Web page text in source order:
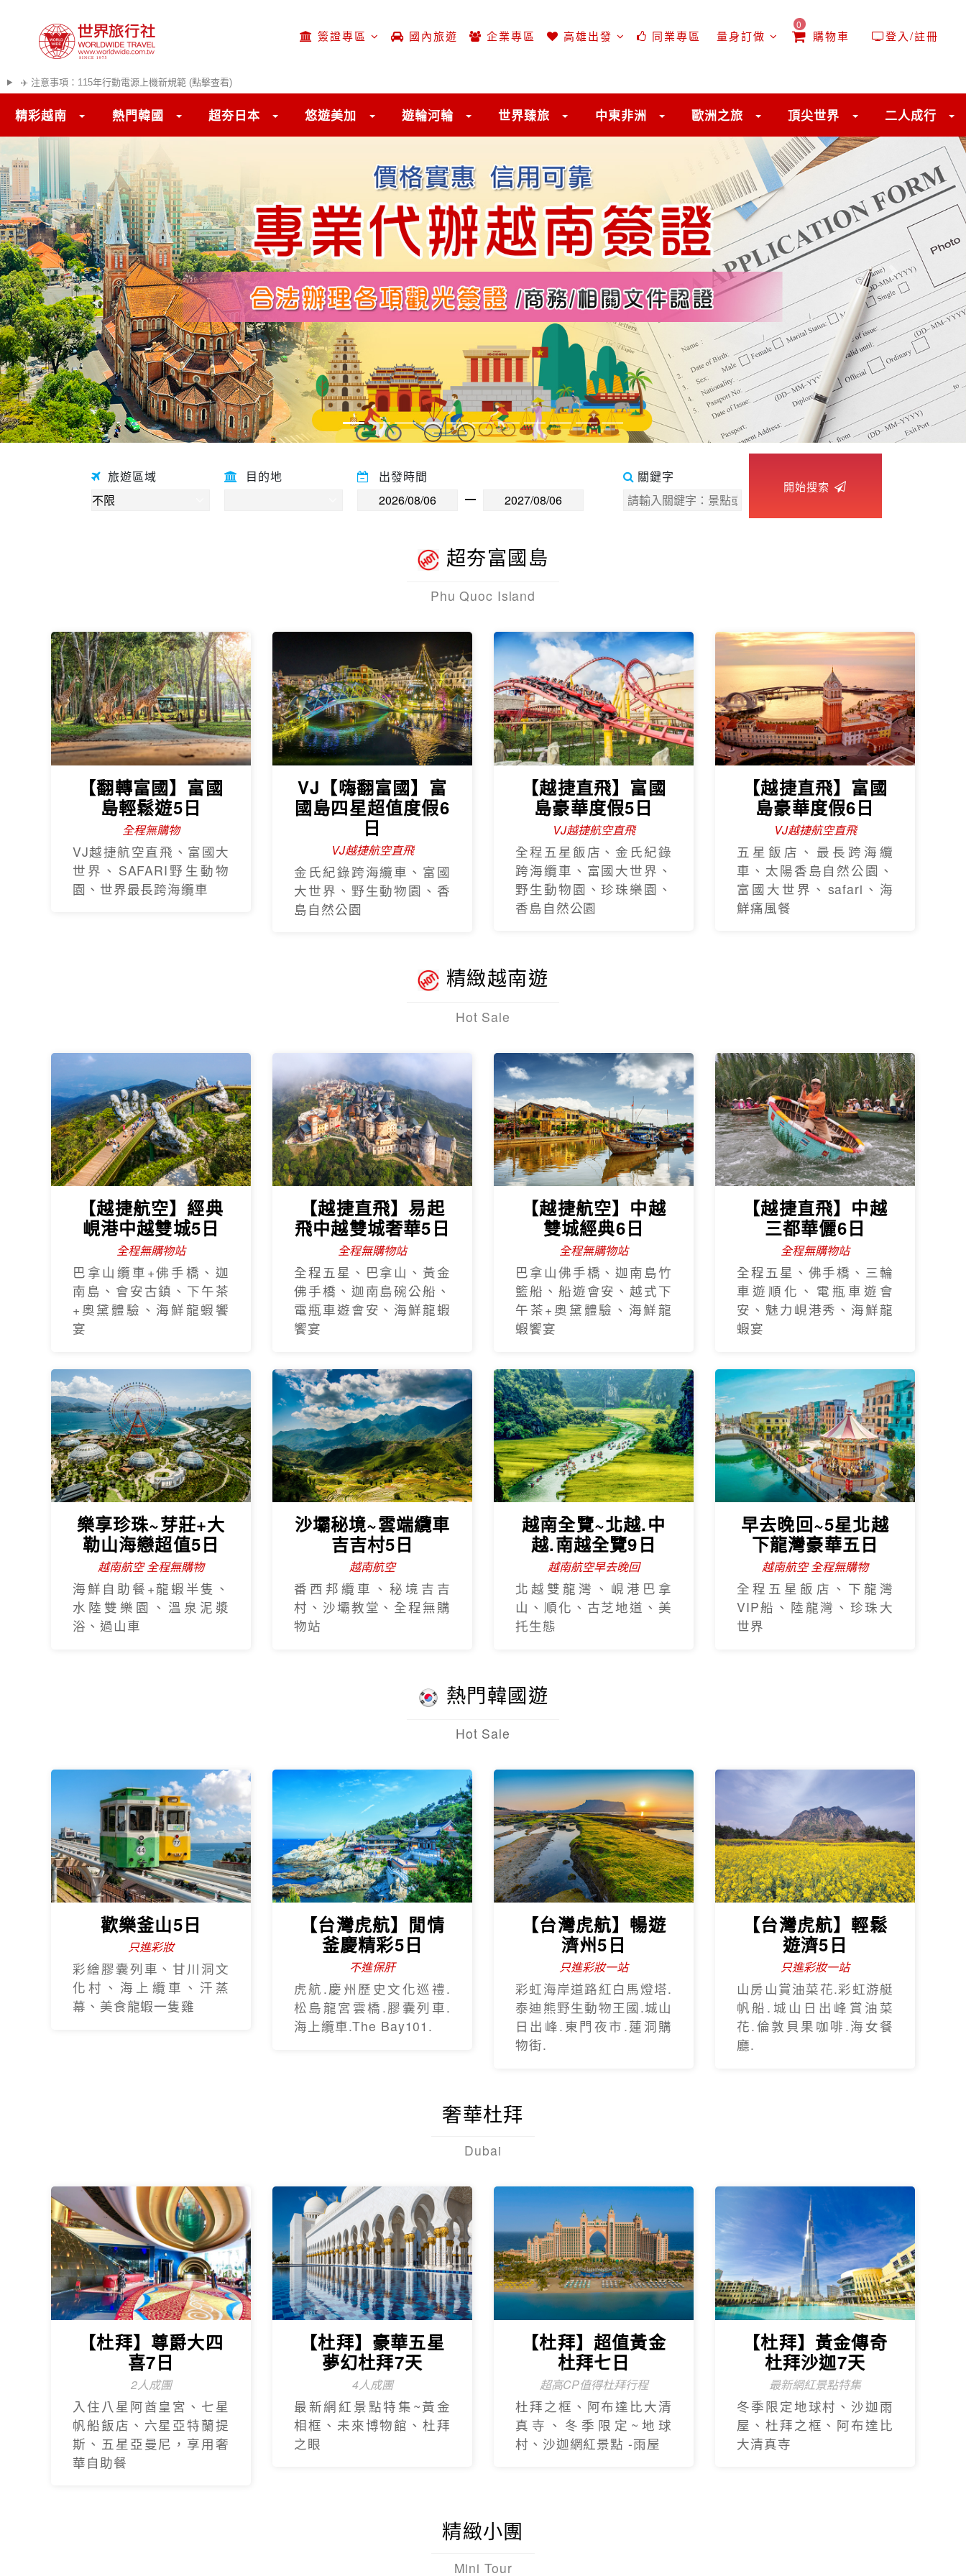
簽證專區 國內旅遊 企業專區 高雄出發 同業專區 量身訂做 購物車
0
登入/註冊
✈️ 注意事項：115年行動電源上機新規範 (點擊查看)
精彩越南 熱門韓國 超夯日本 悠遊美加 遊輪河輪 世界臻旅 中東非洲 歐洲之旅 頂尖世界 二人成行
往前 往後
旅遊區域 目的地 出發時間 關鍵字
開始搜索
超夯富國島
Phu Quoc Island
【翻轉富國】富國
島輕鬆遊5日
全程無購物
VJ越捷航空直飛、富國大
世界、SAFARI野生動物
園、世界最長跨海纜車
VJ【嗨翻富國】富
國島四星超值度假6
日
VJ越捷航空直飛
金氏紀錄跨海纜車、富國
大世界、野生動物園、香
島自然公園
【越捷直飛】富國
島豪華度假5日
VJ越捷航空直飛
全程五星飯店、金氏紀錄
跨海纜車、富國大世界、
野生動物園、珍珠樂園、
香島自然公園
【越捷直飛】富國
島豪華度假6日
VJ越捷航空直飛
五星飯店、最長跨海纜
車、太陽香島自然公園、
富國大世界、safari、海
鮮痛風餐
精緻越南遊
Hot Sale
【越捷航空】經典
峴港中越雙城5日
全程無購物站
巴拿山纜車+佛手橋、迦
南島、會安古鎮、下午茶
+奧黛體驗、海鮮龍蝦饗
宴
【越捷直飛】易起
飛中越雙城奢華5日
全程無購物站
全程五星、巴拿山、黃金
佛手橋、迦南島碗公船、
電瓶車遊會安、海鮮龍蝦
饗宴
【越捷航空】中越
雙城經典6日
全程無購物站
巴拿山佛手橋、迦南島竹
籃船、船遊會安、越式下
午茶+奧黛體驗、海鮮龍
蝦饗宴
【越捷直飛】中越
三都華儷6日
全程無購物站
全程五星、佛手橋、三輪
車遊順化、電瓶車遊會
安、魅力峴港秀、海鮮龍
蝦宴
樂享珍珠~芽莊+大
勒山海戀超值5日
越南航空 全程無購物
海鮮自助餐+龍蝦半隻、
水陸雙樂園、溫泉泥漿
浴、過山車
沙壩秘境~雲端纜車
吉吉村5日
越南航空
番西邦纜車、秘境吉吉
村、沙壩教堂、全程無購
物站
越南全覽~北越.中
越.南越全覽9日
越南航空早去晚回
北越雙龍灣、峴港巴拿
山、順化、古芝地道、美
托生態
早去晚回~5星北越
下龍灣豪華五日
越南航空 全程無購物
全程五星飯店、下龍灣
VIP船、陸龍灣、珍珠大
世界
熱門韓國遊
Hot Sale
歡樂釜山5日
只進彩妝
彩繪膠囊列車、甘川洞文
化村、海上纜車、汗蒸
幕、美食龍蝦一隻雞
【台灣虎航】閒情
釜慶精彩5日
不進保肝
虎航.慶州歷史文化巡禮.
松島龍宮雲橋.膠囊列車.
海上纜車.The Bay101.
【台灣虎航】暢遊
濟州5日
只進彩妝一站
彩虹海岸道路紅白馬燈塔.
泰迪熊野生動物王國.城山
日出峰.東門夜市.蓮洞購
物街.
【台灣虎航】輕鬆
遊濟5日
只進彩妝一站
山房山賞油菜花.彩虹游艇
帆船.城山日出峰賞油菜
花.倫敦貝果咖啡.海女餐
廳.
奢華杜拜
Dubai
【杜拜】尊爵大四
喜7日
2人成團
入住八星阿酋皇宮、七星
帆船飯店、六星亞特蘭提
斯、五星亞曼尼，享用奢
華自助餐
【杜拜】豪華五星
夢幻杜拜7天
4人成團
最新網紅景點特集~黃金
相框、未來博物館、杜拜
之眼
【杜拜】超值黃金
杜拜七日
超高CP值得杜拜行程
杜拜之框、阿布達比大清
真寺、冬季限定~地球
村、沙迦網紅景點 -⾬屋
【杜拜】黃金傳奇
杜拜沙迦7天
最新網紅景點特集
冬季限定地球村、沙迦⾬
屋、杜拜之框、阿布達比
大清真寺
精緻小團
Mini Tour